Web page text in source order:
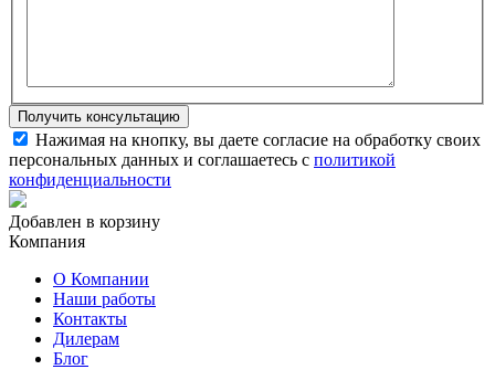
Нажимая на кнопку, вы даете согласие на обработку своих
персональных данных и соглашаетесь с политикой
конфиденциальности
Добавлен в корзину
Компания
О Компании
Наши работы
Контакты
Дилерам
Блог